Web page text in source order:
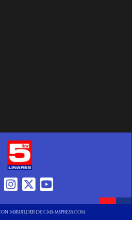
MSBUILDER DE CMS-MSPRESS.COM